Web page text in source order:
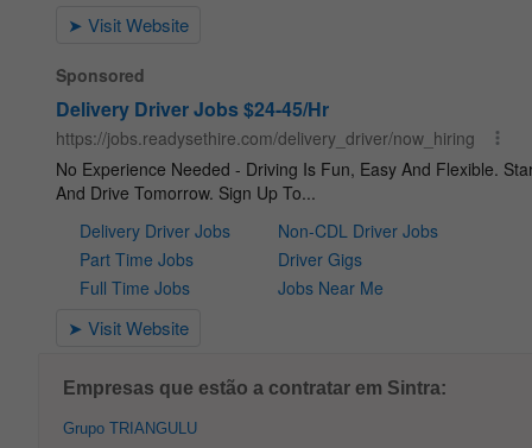
Empresas que estão a contratar em Sintra:
Grupo TRIANGULU